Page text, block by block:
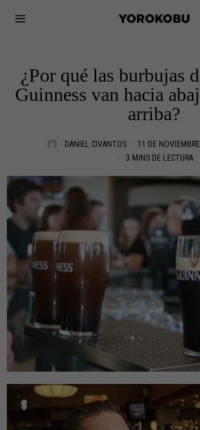
¿Por qué las burbujas
Guinness van hacia
arriba?
DANIEL CIVANTOS 11 DE
3 MINS DE LECTURA